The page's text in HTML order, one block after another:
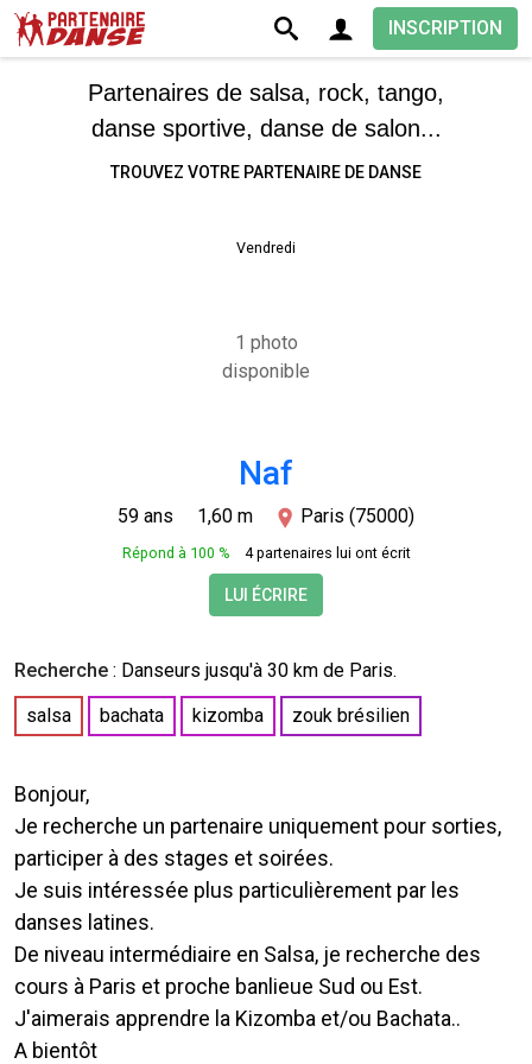
INSCRIPTION
Partenaires de salsa, rock, tango,
danse sportive, danse de salon...
TROUVEZ VOTRE PARTENAIRE DE DANSE
Vendredi
1 photo
disponible
Naf
59 ans 1,60 m Paris (75000)
Répond à 100 % 4 partenaires lui ont écrit
LUI ÉCRIRE
Recherche : Danseurs jusqu'à 30 km de Paris.
salsa
bachata kizomba zouk brésilien
Bonjour,
Je recherche un partenaire uniquement pour sorties,
participer à des stages et soirées.
Je suis intéressée plus particulièrement par les
danses latines.
De niveau intermédiaire en Salsa, je recherche des
cours à Paris et proche banlieue Sud ou Est.
J'aimerais apprendre la Kizomba et/ou Bachata..
A bientôt